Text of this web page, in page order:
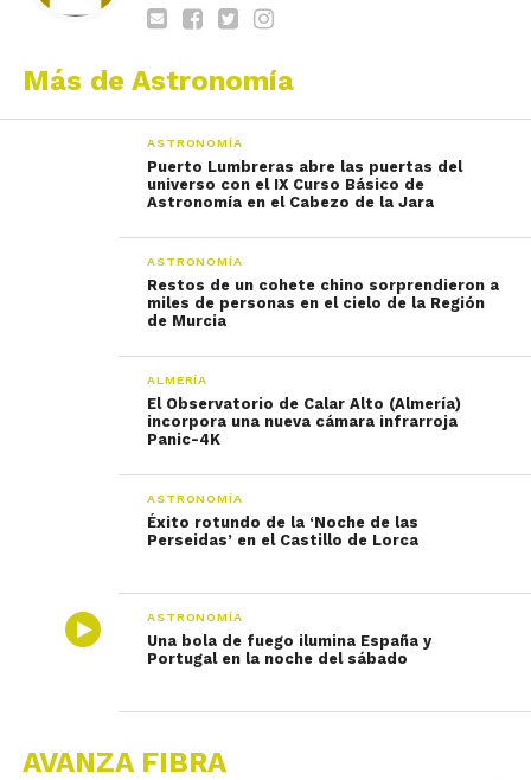
Más de Astronomía
ASTRONOMÍA
Puerto Lumbreras abre las puertas del
universo con el IX Curso Básico de
Astronomía en el Cabezo de la Jara
ASTRONOMÍA
Restos de un cohete chino sorprendieron a
miles de personas en el cielo de la Región
de Murcia
ALMERÍA
El Observatorio de Calar Alto (Almería)
incorpora una nueva cámara infrarroja
Panic-4K
ASTRONOMÍA
Éxito rotundo de la ‘Noche de las
Perseidas’ en el Castillo de Lorca
ASTRONOMÍA
Una bola de fuego ilumina España y
Portugal en la noche del sábado
AVANZA FIBRA